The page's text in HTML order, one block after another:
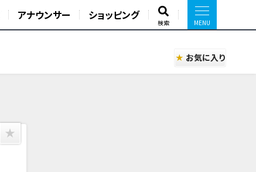
アナウンサー ショッピング
検索
お気に入り